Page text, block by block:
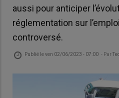
aussi pour anticiper
réglementation sur
controversé.
Publié leven 02/06/2023 - 07:00 - Par